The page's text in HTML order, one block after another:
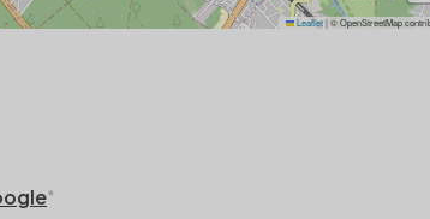
Leaflet |© OpenStreetMap